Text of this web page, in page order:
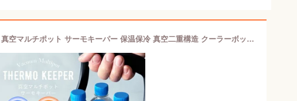
【小型・クーラーボックス】真空マルチポット サーモキーパー 保温保冷 真空二重構造 クーラーボックス VK-02 5L アイスボックス 小型（クーラーバック・アウトドア・熱中症対策・ピクニック・部活・ペットボトル4本・肉・キャンプ・バーベキュー・ブラック・黒）カクセー